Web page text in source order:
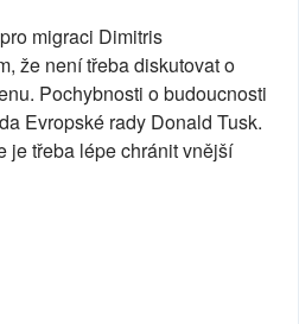
migraci Dimitris
že není třeba diskutovat o
Pochybnosti o budoucnosti
Evropské rady Donald Tusk.
je třeba lépe chránit vnější